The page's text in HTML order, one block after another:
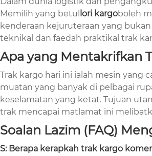
Memilih yang betul lori kargoboleh
kenderaan kejuruteraan yang
teknikal dan faedah praktikal trak
Apa yang Mentakrifkan
Trak kargo hari ini ialah mesin
muatan yang banyak di pelbagai
keselamatan yang ketat. Tujuan
trak mencapai matlamat ini
Soalan Lazim (FAQ)
S: Berapa kerapkah trak kargo